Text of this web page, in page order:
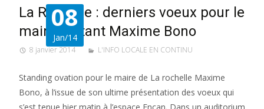
08
Jan/14
La Rochelle : derniers voeux pour le
maire sortant Maxime Bono
8 janvier 2014 L'INFO LOCALE EN CONTINU
Standing ovation pour le maire de La rochelle Maxime
Bono, à l’issue de son ultime présentation des voeux qui